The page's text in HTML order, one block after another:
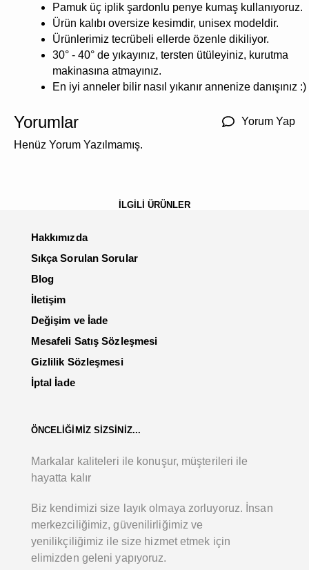
Pamuk üç iplik şardonlu penye kumaş kullanıyoruz.
Ürün kalıbı oversize kesimdir, unisex modeldir.
Ürünlerimiz tecrübeli ellerde özenle dikiliyor.
30° - 40° de yıkayınız, tersten ütüleyiniz, kurutma
makinasına atmayınız.
En iyi anneler bilir nasıl yıkanır annenize danışınız :)
Yorumlar
Yorum Yap
Henüz Yorum Yazılmamış.
İLGİLİ ÜRÜNLER
Hakkımızda
Sıkça Sorulan Sorular
Blog
İletişim
Değişim ve İade
Mesafeli Satış Sözleşmesi
Gizlilik Sözleşmesi
İptal İade
ÖNCELİĞİMİZ SİZSİNİZ...
Markalar kaliteleri ile konuşur, müşterileri ile
hayatta kalır
Biz kendimizi size layık olmaya zorluyoruz. İnsan
merkezciliğimiz, güvenilirliğimiz ve
yenilikçiliğimiz ile size hizmet etmek için
elimizden geleni yapıyoruz.